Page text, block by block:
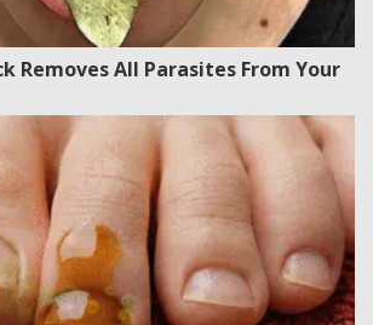
Removes All Parasites From Your